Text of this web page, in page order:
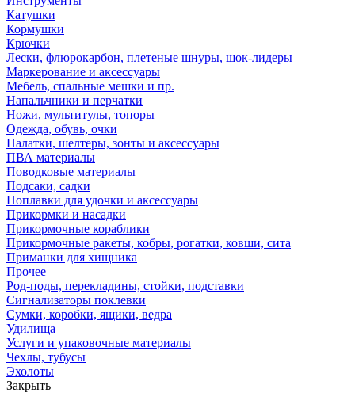
Катушки
Кормушки
Крючки
Лески, флюрокарбон, плетеные шнуры, шок-лидеры
Маркерование и аксессуары
Мебель, спальные мешки и пр.
Напальчники и перчатки
Ножи, мультитулы, топоры
Одежда, обувь, очки
Палатки, шелтеры, зонты и аксессуары
ПВА материалы
Поводковые материалы
Подсаки, садки
Поплавки для удочки и аксессуары
Прикормки и насадки
Прикормочные кораблики
Прикормочные ракеты, кобры, рогатки, ковши, сита
Приманки для хищника
Прочее
Род-поды, перекладины, стойки, подставки
Сигнализаторы поклевки
Сумки, коробки, ящики, ведра
Удилища
Услуги и упаковочные материалы
Чехлы, тубусы
Эхолоты
Закрыть